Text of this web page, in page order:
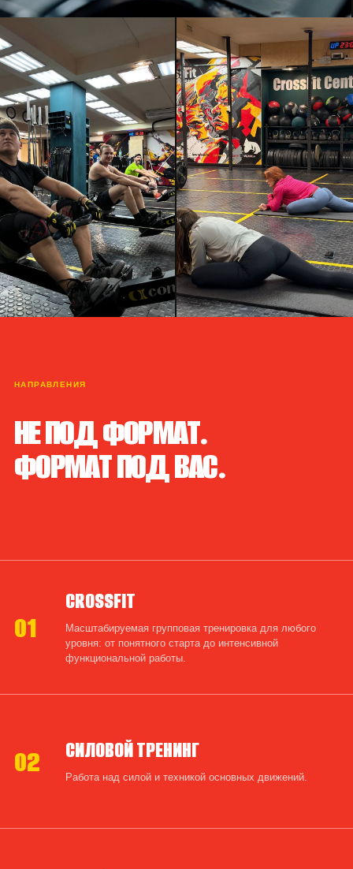
НАПРАВЛЕНИЯ
НЕ ПОД ФОРМАТ.
ФОРМАТ ПОД ВАС.
01
CROSSFIT
Масштабируемая групповая тренировка для любого
уровня: от понятного старта до интенсивной
функциональной работы.
02 СИЛОВОЙ ТРЕНИНГ
Работа над силой и техникой основных движений.